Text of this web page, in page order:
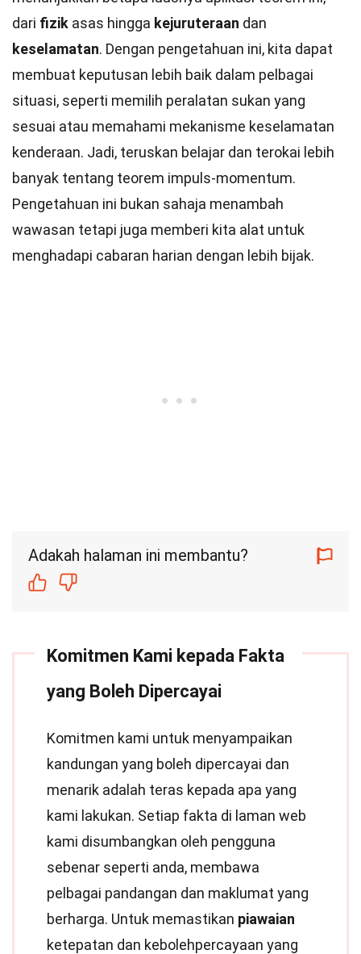
dari fizik asas hingga kejuruteraan dan
keselamatan. Dengan pengetahuan ini, kita dapat
membuat keputusan lebih baik dalam pelbagai
situasi, seperti memilih peralatan sukan yang
sesuai atau memahami mekanisme keselamatan
kenderaan. Jadi, teruskan belajar dan terokai lebih
banyak tentang teorem impuls-momentum.
Pengetahuan ini bukan sahaja menambah
wawasan tetapi juga memberi kita alat untuk
menghadapi cabaran harian dengan lebih bijak.
Adakah halaman ini membantu?
Komitmen Kami kepada Fakta
yang Boleh Dipercayai
Komitmen kami untuk menyampaikan
kandungan yang boleh dipercayai dan
menarik adalah teras kepada apa yang
kami lakukan. Setiap fakta di laman web
kami disumbangkan oleh pengguna
sebenar seperti anda, membawa
pelbagai pandangan dan maklumat yang
berharga. Untuk memastikan piawaian
ketepatan dan kebolehpercayaan yang